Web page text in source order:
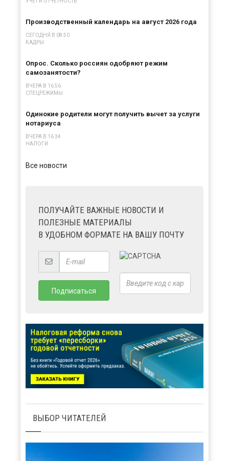
Производственный календарь на август 2026 года
СЕГОДНЯ В 08:50
КАДРЫ
Опрос. Сколько россиян одобряют режим
самозанятости?
ВЧЕРА В 16:56
СПЕЦРЕЖИМЫ
Одинокие родители могут получить вычет за услуги
нотариуса
ВЧЕРА В 16:34
НАЛОГИ
Все новости
ПОЛУЧАЙТЕ ВАЖНЫЕ НОВОСТИ И
ПОЛЕЗНЫЕ МАТЕРИАЛЫ
В УДОБНОМ ФОРМАТЕ НА ВАШУ ПОЧТУ
ВЫБОР ЧИТАТЕЛЕЙ